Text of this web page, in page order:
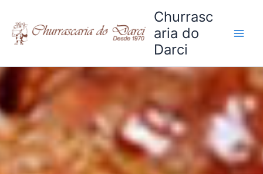
para
conteúdo
Churrasc
aria do
Darci